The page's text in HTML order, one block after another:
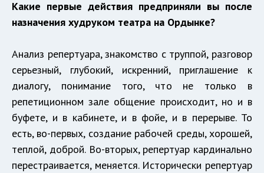
Какие первые действия предприняли вы после
назначения худруком театра на Ордынке?
Анализ репертуара, знакомство с труппой, разговор
серьезный, глубокий, искренний, приглашение к
диалогу, понимание того, что не только в
репетиционном зале общение происходит, но и в
буфете, и в кабинете, и в фойе, и в перерыве. То
есть, во-первых, создание рабочей среды, хорошей,
теплой, доброй. Во-вторых, репертуар кардинально
перестраивается, меняется. Исторически репертуар